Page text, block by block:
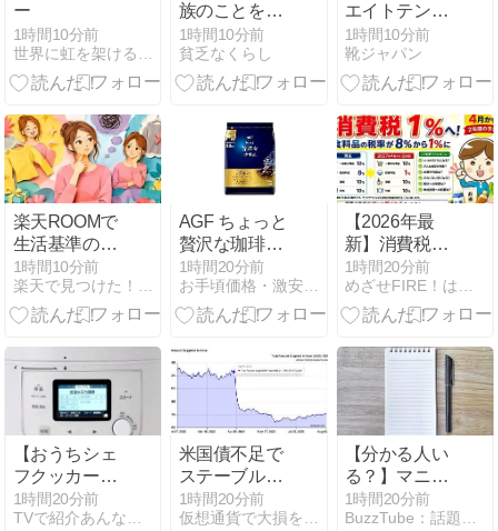
ー
1時間10分前
族のことを占
ってもらいま
した
1時間10分前
貧乏なくらし
エイトテンス
ET003 快適ス
リッポンの魅
力
1時間10分前
靴ジャパン
楽天ROOMで
生活基準の違
いに迷わない
商品選びと投
稿の考え方
1時間10分前
楽天で見つけた！厳選グッズ
AGF ちょっと
贅沢な珈琲店
レギュラーコ
ーヒー スペシ
ャル・ブレン
1時間20分前
お手頃価格・激安通販
【2026年最
新】消費税
1％へ！食料
品の減税を閣
議決定｜2027
間、いつから
安くなる？
1時間20分前
めざせFIRE！はやまるのおすすめ優待＆高配当株
【おうちシェ
フクッカー】
福原遥さんに
オススメした
1時間20分前
TVで紹介あんな物こんな物おかい物
米国債不足で
ステーブルコ
イン需要が高
まる──NBER
1時間20分前
仮想通貨で大損を避け、副業で稼ぐためのMoneyまとめ情報館
【分かる人い
る？】マニア
ック過ぎるア
ニメ例えのは
1時間20分前
BuzzTube：話題・流行・旬・最新・注目の動画サイト